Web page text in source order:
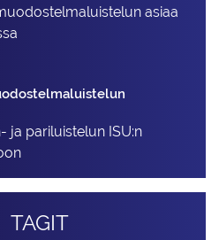
asiaa
ja pariluistelun ISU:n
TAGIT